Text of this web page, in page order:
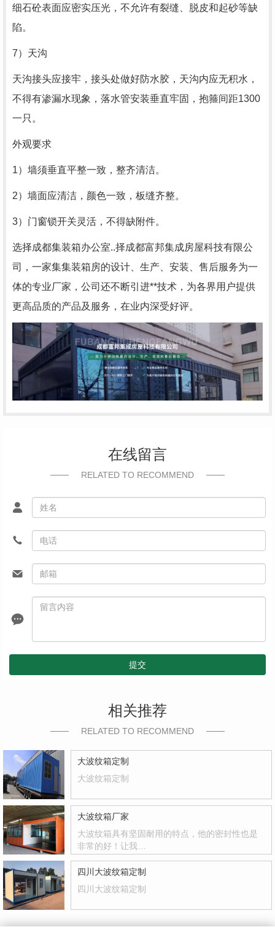
细石砼表面应密实压光，不允许有裂缝、脱皮和起砂等缺
陷。
7）天沟
天沟接头应接牢，接头处做好防水胶，天沟内应无积水，
不得有渗漏水现象，落水管安装垂直牢固，抱箍间距1300
一只。
外观要求
1）墙须垂直平整一致，整齐清洁。
2）墙面应清洁，颜色一致，板缝齐整。
3）门窗锁开关灵活，不得缺附件。
选择成都集装箱办公室..择成都富邦集成房屋科技有限公
司，一家集集装箱房的设计、生产、安装、售后服务为一
体的专业厂家，公司还不断引进**技术，为各界用户提供
更高品质的产品及服务，在业内深受好评。
在线留言
RELATED TO RECOMMEND
提交
相关推荐
RELATED TO RECOMMEND
大波纹箱定制
大波纹箱定制
大波纹箱厂家
大波纹箱具有坚固耐用的特点，他的密封性也是
非常的好！让我…
四川大波纹箱定制
四川大波纹箱定制